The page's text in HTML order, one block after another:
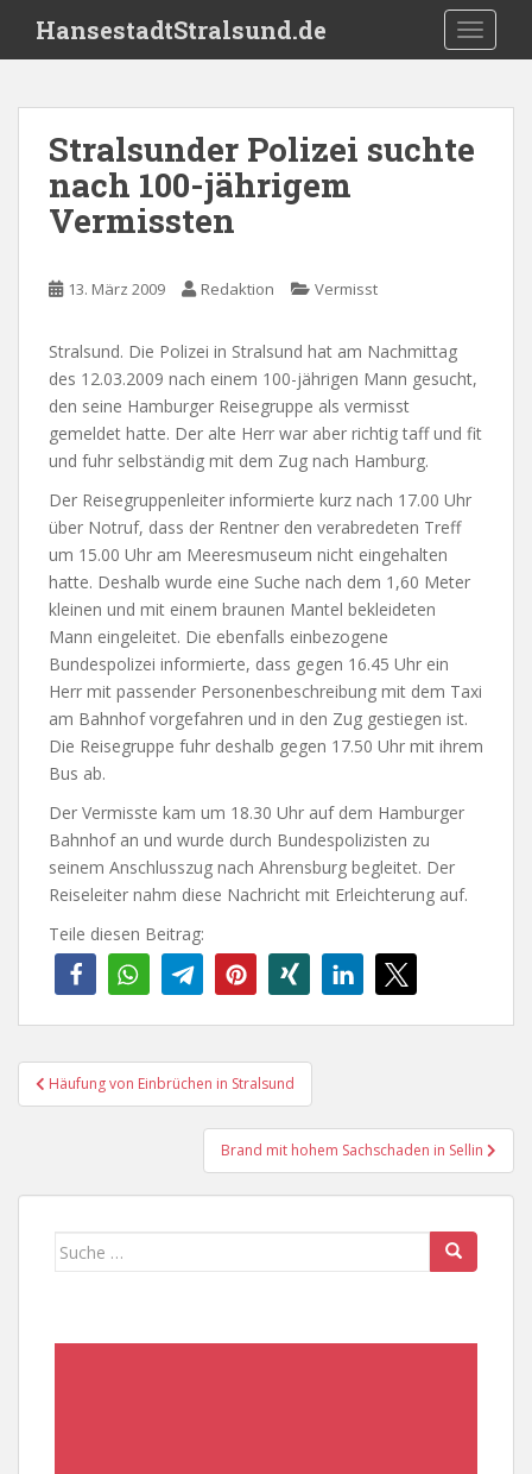
i
HansestadtStralsund.de
Stralsunder Polizei suchte
nach 100-jährigem
Vermissten
13. März 2009 Redaktion Vermisst
Stralsund. Die Polizei in Stralsund hat am Nachmittag
des 12.03.2009 nach einem 100-jährigen Mann gesucht,
den seine Hamburger Reisegruppe als vermisst
gemeldet hatte. Der alte Herr war aber richtig taff und fit
und fuhr selbständig mit dem Zug nach Hamburg.
Der Reisegruppenleiter informierte kurz nach 17.00 Uhr
über Notruf, dass der Rentner den verabredeten Treff
um 15.00 Uhr am Meeresmuseum nicht eingehalten
hatte. Deshalb wurde eine Suche nach dem 1,60 Meter
kleinen und mit einem braunen Mantel bekleideten
Mann eingeleitet. Die ebenfalls einbezogene
Bundespolizei informierte, dass gegen 16.45 Uhr ein
Herr mit passender Personenbeschreibung mit dem Taxi
am Bahnhof vorgefahren und in den Zug gestiegen ist.
Die Reisegruppe fuhr deshalb gegen 17.50 Uhr mit ihrem
Bus ab.
Der Vermisste kam um 18.30 Uhr auf dem Hamburger
Bahnhof an und wurde durch Bundespolizisten zu
seinem Anschlusszug nach Ahrensburg begleitet. Der
Reiseleiter nahm diese Nachricht mit Erleichterung auf.
Teile diesen Beitrag:
Beitragsnavigation
Häufung von Einbrüchen in Stralsund
Brand mit hohem Sachschaden in Sellin
Suche